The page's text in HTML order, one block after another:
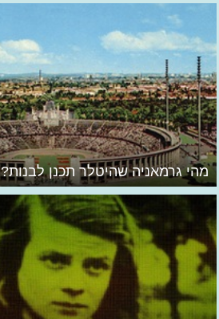
מהי גרמאניה שהיטלר תכנן לבנות?